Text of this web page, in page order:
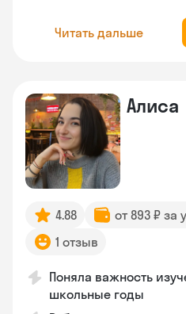
Читать дальше
Алиса
4.88 от 893 ₽ за
1 отзыв
Поняла важность
школьные годы